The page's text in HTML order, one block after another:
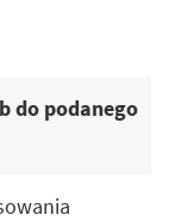
do podanego